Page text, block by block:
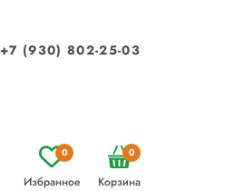
+7 (930) 802-25-03
Избранное
0
Корзина
0